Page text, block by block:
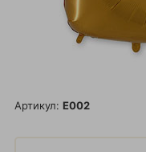
Артикул: E002